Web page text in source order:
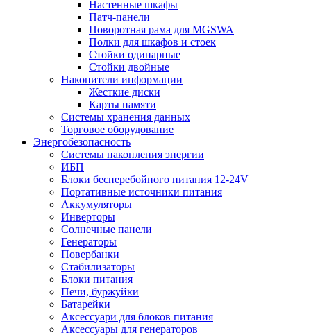
Настенные шкафы
Патч-панели
Поворотная рама для MGSWA
Полки для шкафов и стоек
Стойки одинарные
Стойки двойные
Накопители информации
Жесткие диски
Карты памяти
Системы хранения данных
Торговое оборудование
Энергобезопасность
Системы накопления энергии
ИБП
Блоки бесперебойного питания 12-24V
Портативные источники питания
Аккумуляторы
Инверторы
Солнечные панели
Генераторы
Повербанки
Стабилизаторы
Блоки питания
Печи, буржуйки
Батарейки
Аксессуари для блоков питания
Аксессуары для генераторов